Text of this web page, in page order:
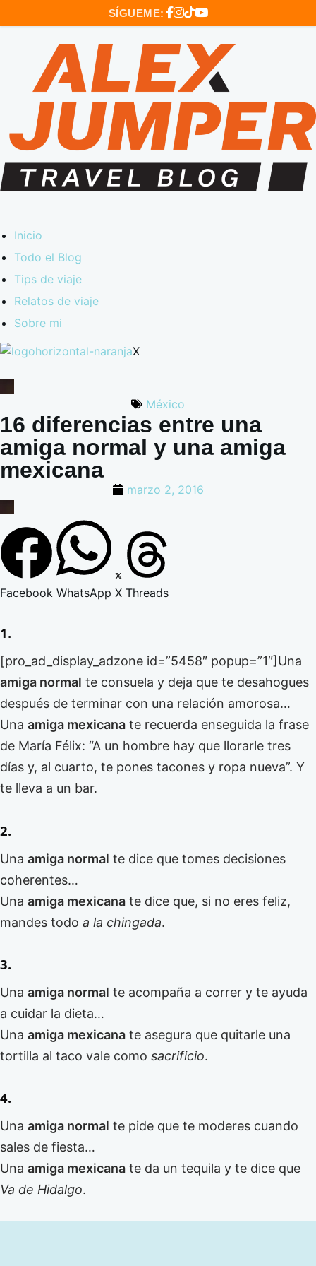
SÍGUEME:
Inicio
Todo el Blog
Tips de viaje
Relatos de viaje
Sobre mi
X
México
16 diferencias entre una
amiga normal y una amiga
mexicana
marzo 2, 2016
Facebook WhatsApp X Threads
1.
[pro_ad_display_adzone id=”5458″ popup=”1″]Una
amiga normal te consuela y deja que te desahogues
después de terminar con una relación amorosa…
Una amiga mexicana te recuerda enseguida la frase
de María Félix: “A un hombre hay que llorarle tres
días y, al cuarto, te pones tacones y ropa nueva”. Y
te lleva a un bar.
2.
Una amiga normal te dice que tomes decisiones
coherentes…
Una amiga mexicana te dice que, si no eres feliz,
mandes todo a la chingada.
3.
Una amiga normal te acompaña a correr y te ayuda
a cuidar la dieta…
Una amiga mexicana te asegura que quitarle una
tortilla al taco vale como sacrificio.
4.
Una amiga normal te pide que te moderes cuando
sales de fiesta…
Una amiga mexicana te da un tequila y te dice que
Va de Hidalgo.